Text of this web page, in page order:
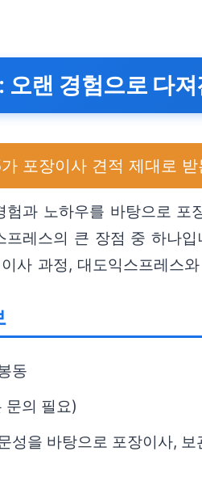
오랜 경험으로 다
포장이사 견적 제대로 받
험과 노하우를 바탕으로
프레스의 큰 장점 중 하나
사 과정, 대도익스프레스
동
문의 필요)
성을 바탕으로 포장이사,